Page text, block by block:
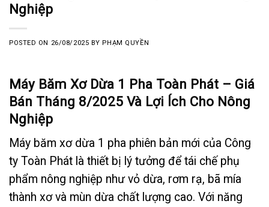
Nghiệp
POSTED ON 26/08/2025 BYPHẠM QUYỀN
Máy Băm Xơ Dừa 1 Pha Toàn Phát – Giá
Bán Tháng 8/2025 Và Lợi Ích Cho Nông
Nghiệp
Máy băm xơ dừa 1 pha phiên bản mới của Công
ty Toàn Phát là thiết bị lý tưởng để tái chế phụ
phẩm nông nghiệp như vỏ dừa, rơm rạ, bã mía
thành xơ và mùn dừa chất lượng cao. Với năng